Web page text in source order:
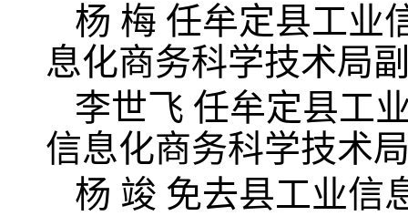
杨 梅 任牟定县工业
息化商务科学技术局
李世飞 任牟定县工
信息化商务科学技术
杨 竣 免去县工业信